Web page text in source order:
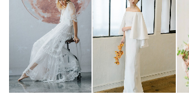
クセサリーブランドRANJANA KHAN
ドbellabelle shoesなどインポートア
おります
自由でおしゃれなウェディン
の花嫁様へ
サロンでお待ちしておりま